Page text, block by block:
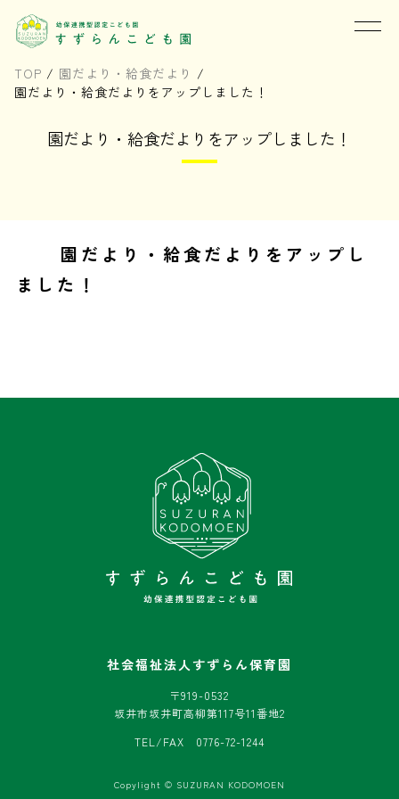
TOP / 園だより・給食だより /
園だより・給食だよりをアップしました！
園だより・給食だよりをアップしました！
園だより・給食だよりをアップし
ました！
社会福祉法人すずらん保育園
〒919-0532
坂井市坂井町高柳第117号11番地2
TEL/FAX 0776-72-1244
Copylight © SUZURAN KODOMOEN